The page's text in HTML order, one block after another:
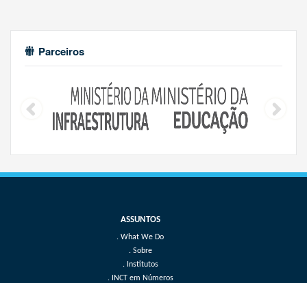
Parceiros
What We Do
Sobre
Institutos
INCT em Números